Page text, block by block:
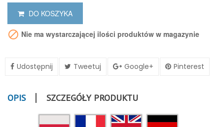
DO KOSZYKA
 Nie ma wystarczającej ilości produktów w magazynie
Udostępnij Tweetuj Google+ Pinterest
OPIS SZCZEGÓŁY PRODUKTU